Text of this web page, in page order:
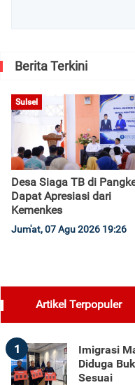
Berita Terkini
Sulsel
Desa Siaga TB di
Dapat Apresiasi dari
Kemenkes
Jum'at, 07 Agu 2026 19:26
Artikel Terpopuler
1
Imigrasi
Diduga
Sesuai